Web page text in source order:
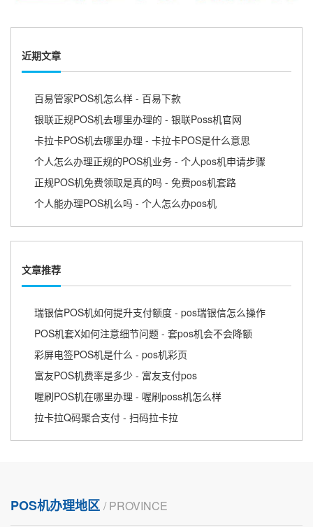
近期文章
百易管家POS机怎么样 - 百易下款
银联正规POS机去哪里办理的 - 银联Poss机官网
卡拉卡POS机去哪里办理 - 卡拉卡POS是什么意思
个人怎么办理正规的POS机业务 - 个人pos机申请步骤
正规POS机免费领取是真的吗 - 免费pos机套路
个人能办理POS机么吗 - 个人怎么办pos机
文章推荐
瑞银信POS机如何提升支付额度 - pos瑞银信怎么操作
POS机套X如何注意细节问题 - 套pos机会不会降额
彩屏电签POS机是什么 - pos机彩页
富友POS机费率是多少 - 富友支付pos
喔刷POS机在哪里办理 - 喔刷poss机怎么样
拉卡拉Q码聚合支付 - 扫码拉卡拉
POS机办理地区 / PROVINCE